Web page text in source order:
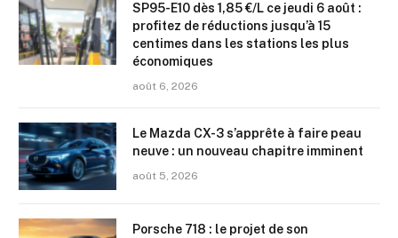
SP95-E10 dès 1,85 €/L ce jeudi 6 août :
profitez de réductions jusqu’à 15
centimes dans les stations les plus
économiques
août 6, 2026
Le Mazda CX-3 s’apprête à faire peau
neuve : un nouveau chapitre imminent
août 5, 2026
Porsche 718 : le projet de son